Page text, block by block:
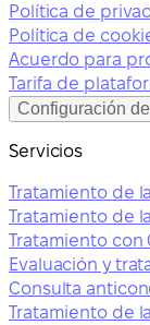
Política de
Política de
Acuerdo para
Tarifa de
Configuración
Servicios
Tratamiento de
Tratamiento de
Tratamiento con
Evaluación y
Consulta
Tratamiento de